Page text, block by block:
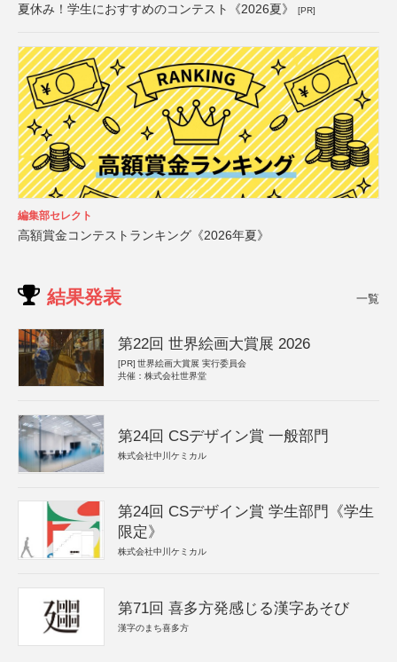
夏休み！学生におすすめのコンテスト《2026夏》 [PR]
編集部セレクト
高額賞金コンテストランキング《2026年夏》
結果発表 一覧
第22回 世界絵画大賞展 2026
[PR] 世界絵画大賞展 実行委員会
共催：株式会社世界堂
第24回 CSデザイン賞 一般部門
株式会社中川ケミカル
第24回 CSデザイン賞 学生部門《学生
限定》
株式会社中川ケミカル
第71回 喜多方発感じる漢字あそび
漢字のまち喜多方